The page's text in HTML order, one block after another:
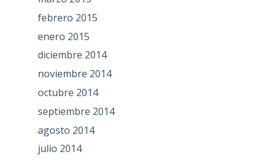
febrero 2015
enero 2015
diciembre 2014
noviembre 2014
octubre 2014
septiembre 2014
agosto 2014
julio 2014